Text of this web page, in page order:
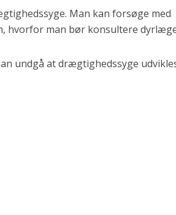
Man kan forsøge med
hvorfor man bør konsultere
undgå at drægtighedssyge